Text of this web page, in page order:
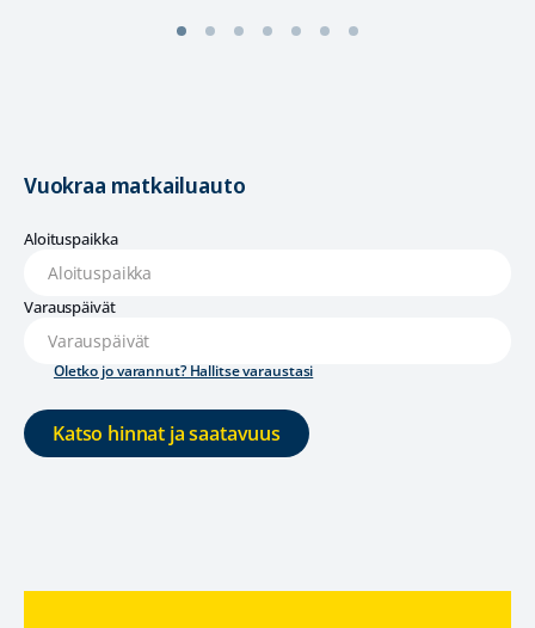
Vuokraa matkailuauto
Aloituspaikka
Varauspäivät
Katso hinnat ja saatavuus
Oletko jo varannut? Hallitse varaustasi